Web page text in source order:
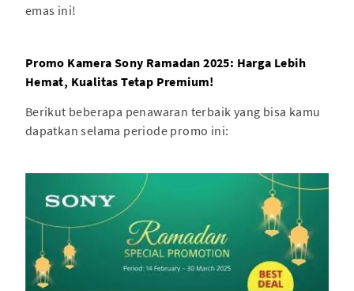
emas ini!
Promo Kamera Sony Ramadan 2025: Harga Lebih
Hemat, Kualitas Tetap Premium!
Berikut beberapa penawaran terbaik yang bisa kamu
dapatkan selama periode promo ini: